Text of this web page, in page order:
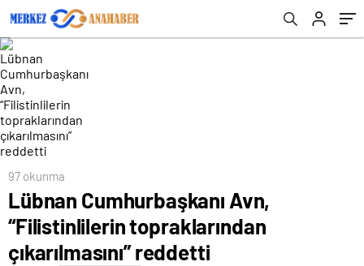
97 okunma
Lübnan Cumhurbaşkanı Avn,
“Filistinlilerin topraklarından
çıkarılmasını” reddetti